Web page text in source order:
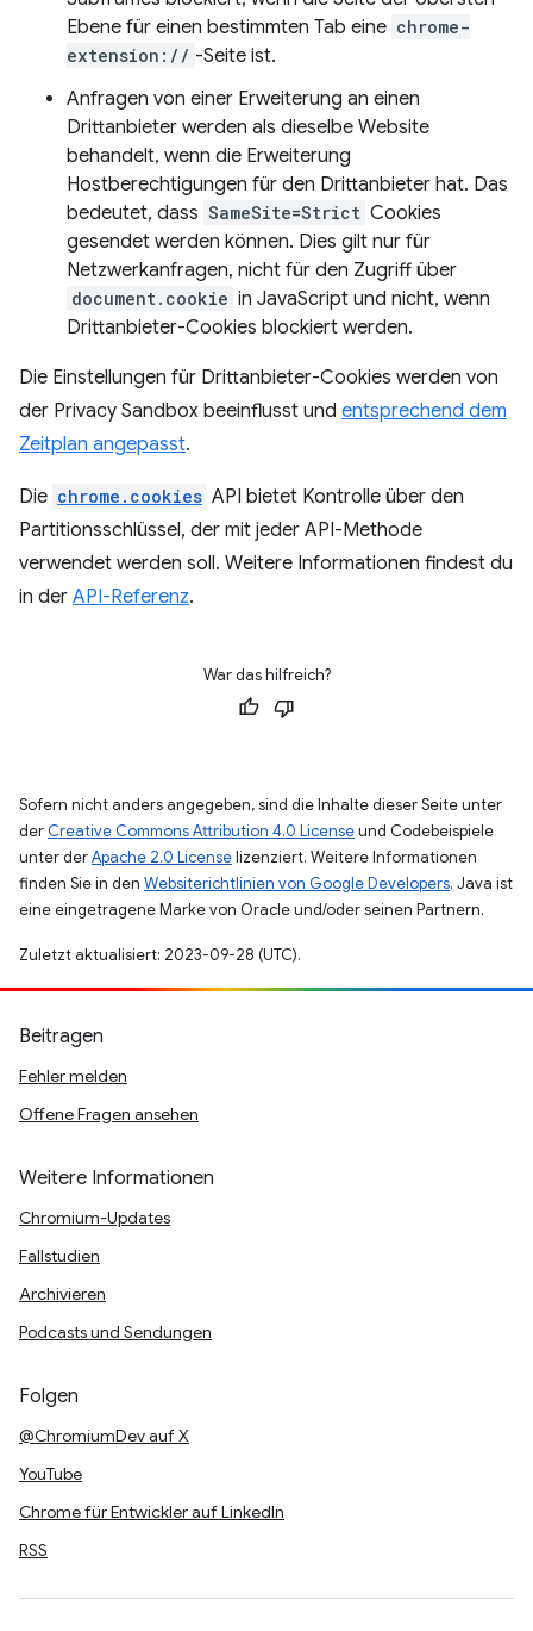
Ebene für einen bestimmten Tab eine chrome-
extension:// -Seite ist.
Anfragen von einer Erweiterung an einen
Drittanbieter werden als dieselbe Website
behandelt, wenn die Erweiterung
Hostberechtigungen für den Drittanbieter hat. Das
bedeutet, dass SameSite=Strict Cookies
gesendet werden können. Dies gilt nur für
Netzwerkanfragen, nicht für den Zugriff über
document.cookie in JavaScript und nicht, wenn
Drittanbieter-Cookies blockiert werden.
Die Einstellungen für Drittanbieter-Cookies werden von
der Privacy Sandbox beeinflusst und entsprechend dem
Zeitplan angepasst.
Die chrome.cookies API bietet Kontrolle über den
Partitionsschlüssel, der mit jeder API-Methode
verwendet werden soll. Weitere Informationen findest du
in der API-Referenz.
War das hilfreich?
Sofern nicht anders angegeben, sind die Inhalte dieser Seite unter
der Creative Commons Attribution 4.0 Licenseund Codebeispiele
unter derApache 2.0 Licenselizenziert. Weitere Informationen
finden Sie in den Websiterichtlinien von Google Developers. Java ist
eine eingetragene Marke von Oracle und/oder seinen Partnern.
Zuletzt aktualisiert: 2023-09-28 (UTC).
Beitragen
Fehler melden
Offene Fragen ansehen
Weitere Informationen
Chromium-Updates
Fallstudien
Archivieren
Podcasts und Sendungen
Folgen
@ChromiumDev auf X
YouTube
Chrome für Entwickler auf LinkedIn
RSS